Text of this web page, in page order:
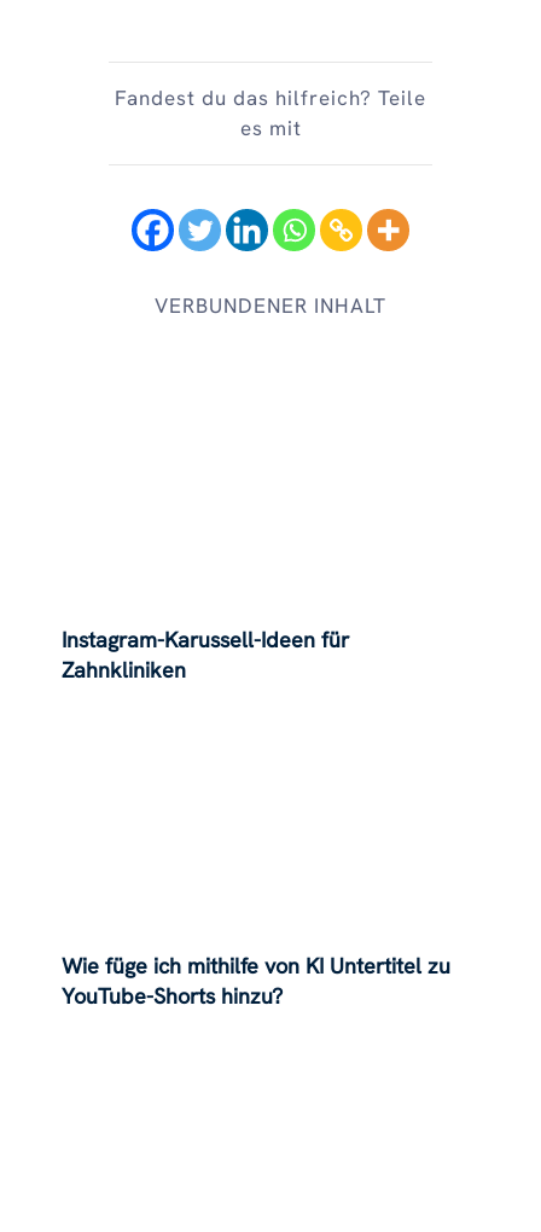
Fandest du das hilfreich? Teile
es mit
VERBUNDENER INHALT
Instagram-Karussell-Ideen für
Zahnkliniken
Wie füge ich mithilfe von KI Untertitel zu
YouTube-Shorts hinzu?